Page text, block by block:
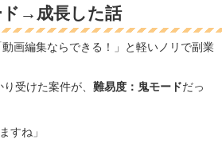
ド→成長した話
画編集ならできる！」と軽いノリで副業
受けた案件が、 難易度：鬼モードだっ
すね」